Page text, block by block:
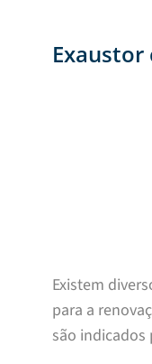
Existem
para a
são indicados